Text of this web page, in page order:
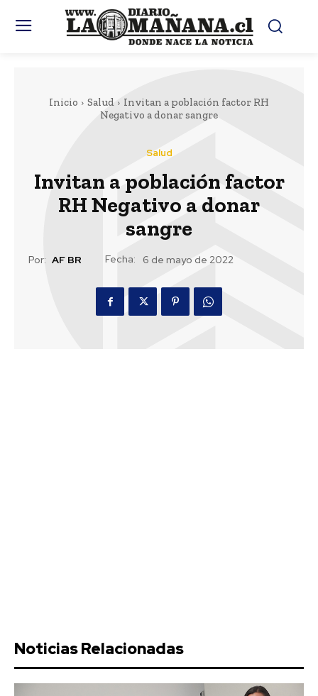
Inicio Salud
Invitan a población factor RH
Negativo a donar sangre
Salud
Invitan a población factor
RH Negativo a donar
sangre
Por: AF BR Fecha: 6 de mayo de 2022
Noticias Relacionadas